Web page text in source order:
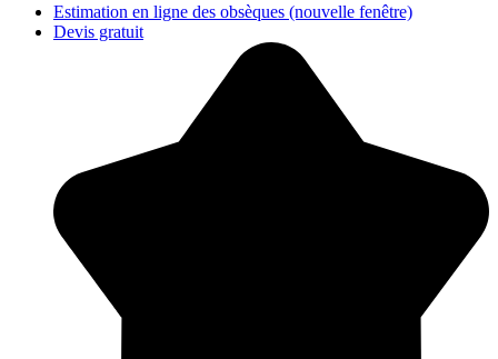
Estimation en ligne des obsèques (nouvelle fenêtre)
Devis gratuit